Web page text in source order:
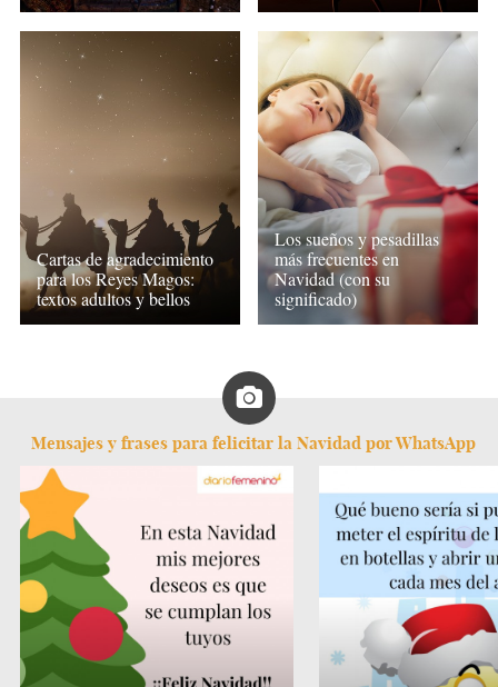
Cartas de agradecimiento
para los Reyes Magos:
textos adultos y bellos
Los sueños y pesadillas
más frecuentes en
Navidad (con su
significado)
Mensajes y frases para felicitar la Navidad por WhatsApp